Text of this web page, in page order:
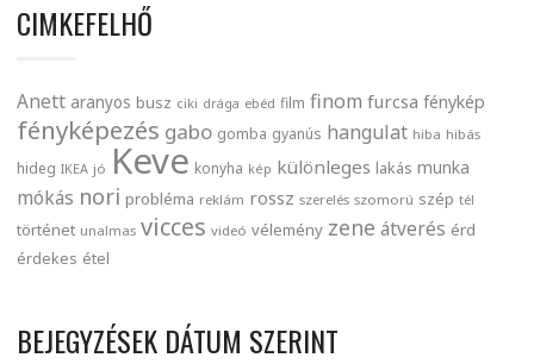
CIMKEFELHŐ
Anett aranyos busz ciki drága ebéd film finom furcsa fénykép
fényképezés gabo gomba gyanús hangulat hiba hibás
hideg IKEA jó Keve konyha kép különleges lakás munka
mókás nori probléma reklám rossz szerelés szomorú szép tél
történet unalmas vicces videó vélemény zene átverés érd
érdekes étel
BEJEGYZÉSEK DÁTUM SZERINT